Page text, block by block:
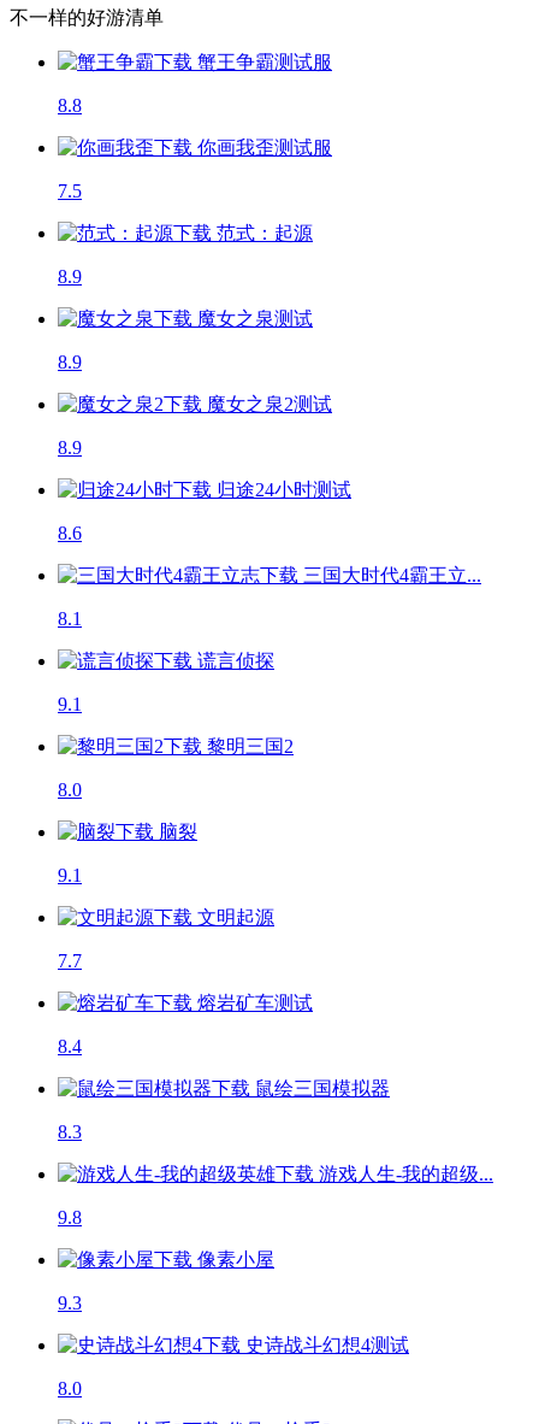
不一样的好游清单
蟹王争霸测试服
8.8
你画我歪测试服
7.5
范式：起源
8.9
魔女之泉测试
8.9
魔女之泉2测试
8.9
归途24小时测试
8.6
三国大时代4霸王立...
8.1
谎言侦探
9.1
黎明三国2
8.0
脑裂
9.1
文明起源
7.7
熔岩矿车测试
8.4
鼠绘三国模拟器
8.3
游戏人生-我的超级...
9.8
像素小屋
9.3
史诗战斗幻想4测试
8.0